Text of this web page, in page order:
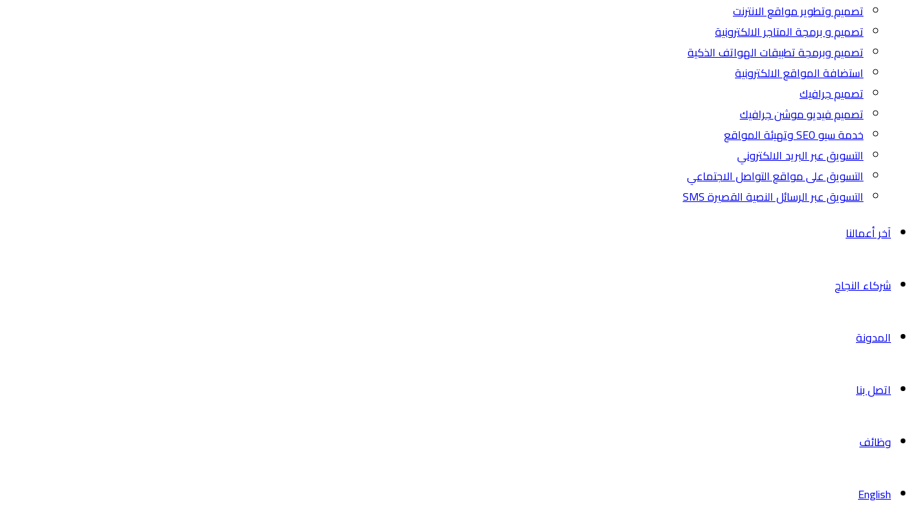
تصميم وتطوير مواقع الانترنت
تصميم و برمجة المتاجر الالكترونية
تصميم وبرمجة تطبيقات الهواتف الذكية
استضافة المواقع الالكترونية
تصميم جرافيك
تصميم فيديو موشن جرافيك
خدمة سيو SEO وتهيئة المواقع
التسويق عبر البريد الالكتروني
التسويق على مواقع التواصل الاجتماعي
التسويق عبر الرسائل النصية القصيرة SMS
آخر أعمالنا
شركاء النجاح
المدونة
اتصل بنا
وظائف
English